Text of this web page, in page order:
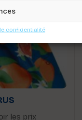
confidentialité
les prix